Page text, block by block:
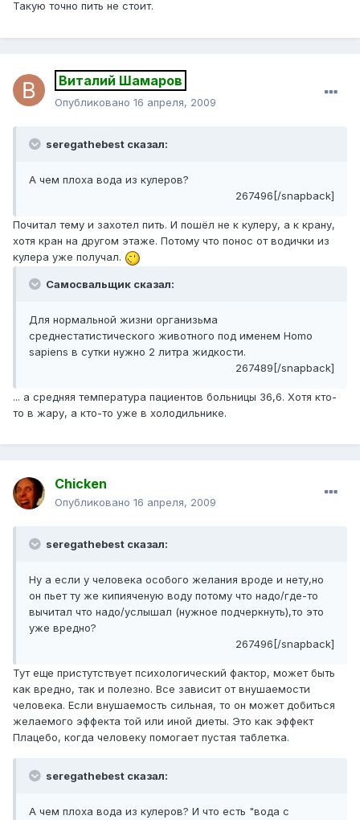
Такую точно пить не стоит.
Виталий Шамаров
Опубликовано 16 апреля, 2009
seregathebest сказал:
А чем плоха вода из кулеров?
267496[/snapback]
Почитал тему и захотел пить. И пошёл не к кулеру, а к крану,
хотя кран на другом этаже. Потому что понос от водички из
кулера уже получал.
Самосвальщик сказал:
Для нормальной жизни организьма
среднестатистического животного под именем Homo
sapiens в сутки нужно 2 литра жидкости.
267489[/snapback]
... а средняя температура пациентов больницы 36,6. Хотя кто-
то в жару, а кто-то уже в холодильнике.
Chicken
Опубликовано 16 апреля, 2009
seregathebest сказал:
Ну а если у человека особого желания вроде и нету,но
он пьет ту же кипияченую воду потому что надо/где-то
вычитал что надо/услышал (нужное подчеркнуть),то это
уже вредно?
267496[/snapback]
Тут еще пристутствует психологический фактор, может быть
как вредно, так и полезно. Все зависит от внушаемости
человека. Если внушаемость сильная, то он может добиться
желаемого эффекта той или иной диеты. Это как эффект
Плацебо, когда человеку помогает пустая таблетка.
seregathebest сказал:
А чем плоха вода из кулеров? И что есть "вода с